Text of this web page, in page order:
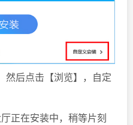
后点击【浏览】，自定
在安装中，稍等片刻